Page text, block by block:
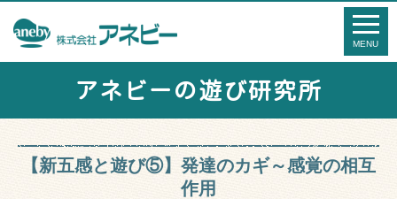
アネビーの遊び研究所
【新五感と遊び⑤】発達のカギ～感覚の相互
作用